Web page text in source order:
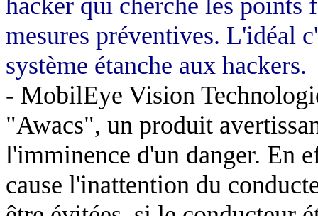
mesures préventives. L'idéal
système étanche aux hackers.
- MobilEye Vision
"Awacs", un produit
l'imminence d'un danger. En
cause l'inattention du